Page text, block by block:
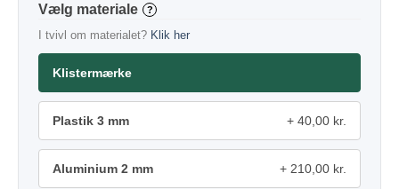
materiale ?
I tvivl om materialet? Klik her
Klistermærke
Plastik 3 mm 40,00 kr.
Aluminium 2 mm 210,00 kr.